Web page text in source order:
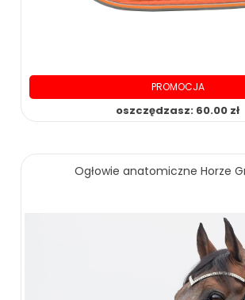
PROMOCJA
oszczędzasz: 60.00 zł
Ogłowie anatomiczne Horze